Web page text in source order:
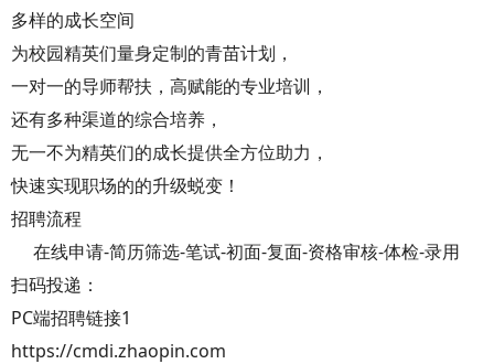
多样的成长空间
为校园精英们量身定制的青苗计划，
一对一的导师帮扶，高赋能的专业培训，
还有多种渠道的综合培养，
无一不为精英们的成长提供全方位助力，
快速实现职场的的升级蜕变！
招聘流程
在线申请-简历筛选-笔试-初面-复面-资格审核-体检-录用
扫码投递：
PC端招聘链接1
https://cmdi.zhaopin.com